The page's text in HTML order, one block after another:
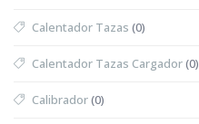
Calentador Tazas (0)
Calentador Tazas Cargador(0)
Calibrador(0)